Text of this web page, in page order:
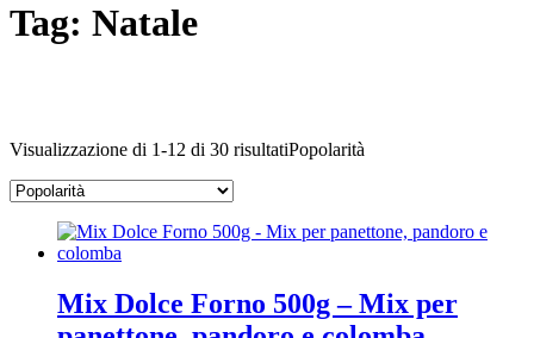
Tag: Natale
Visualizzazione di 1-12 di 30 risultatiPopolarità
Mix Dolce Forno 500g – Mix per